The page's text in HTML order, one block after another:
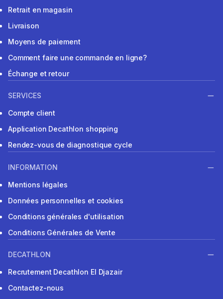
Retrait en magasin
Livraison
Moyens de paiement
Comment faire une commande en ligne?
Échange et retour
SERVICES
Compte client
Application Decathlon shopping
Rendez-vous de diagnostique cycle
INFORMATION
Mentions légales
Données personnelles et cookies
Conditions générales d'utilisation
Conditions Générales de Vente
DECATHLON
Recrutement Decathlon El Djazair
Contactez-nous